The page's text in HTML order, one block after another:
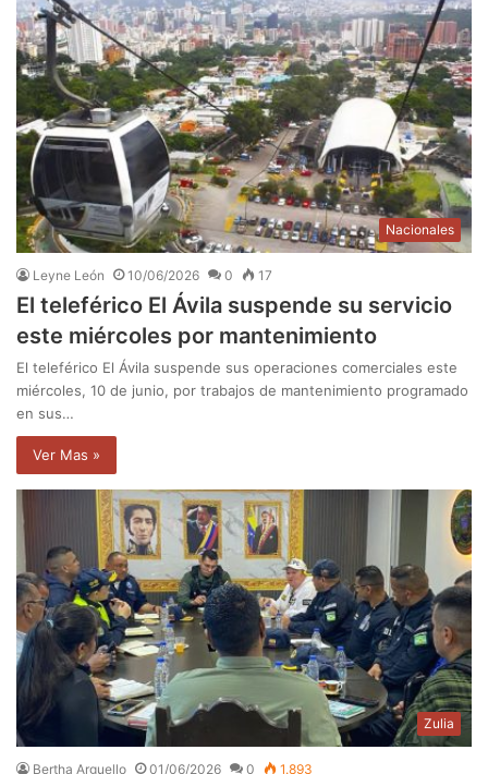
Nacionales
Leyne León 10/06/2026 0 17
El teleférico El Ávila suspende su servicio
este miércoles por mantenimiento
El teleférico El Ávila suspende sus operaciones comerciales este
miércoles, 10 de junio, por trabajos de mantenimiento programado
en sus…
Ver Mas »
Zulia
Bertha Arguello 01/06/2026 0 1.893